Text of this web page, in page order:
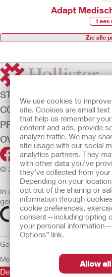
We use cookies to
site. Cookies are small
that help us remember
content and ads, provide
analyze traffic. We may
site usage with our social
analytics partners. They
with other data you’ve
they’ve collected from
Depending on your
opt out of the sharing or
information through
cookie preferences,
consent—including opting
your personal
Options” link.
Allow
Adapt
Lees
Zie alle
STOMAZORG
CONTINENTIEZORG
PRODUCTEN
OVER ONS
© 2026 Hollister Incorporated
In de EU verkochte medische
gemarkeerd te zijn met een
Gebruiksvoorwaarden
Mededeling aan Klokkenluiders
De verstrekte informatie is